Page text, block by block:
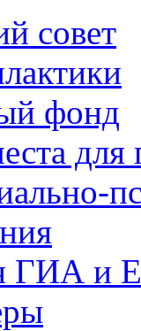
совет
фонд
ГИА и